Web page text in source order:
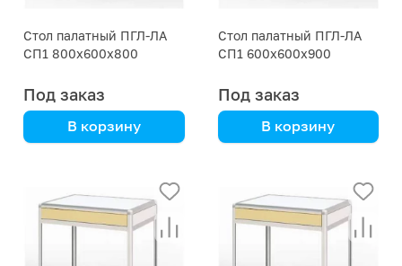
Стол палатный ПГЛ-ЛА
СП1 800х600х800
Под заказ
В корзину
алюминиевый каркас
Стол палатный ПГЛ-ЛА
СП1 600х600х900
Под заказ
В корзину
алюминиевый каркас